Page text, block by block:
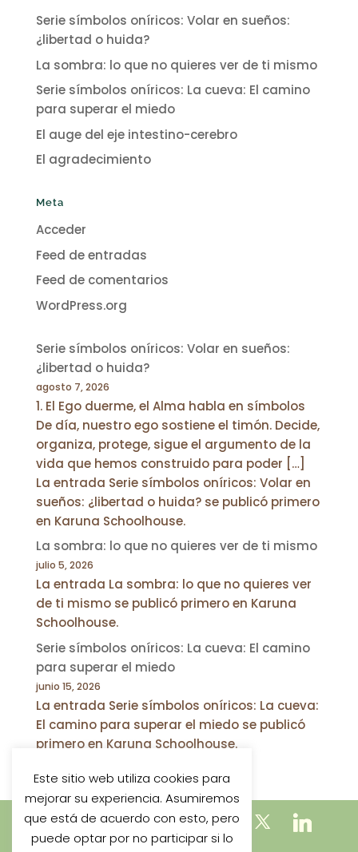
Serie símbolos oníricos: Volar en sueños:
¿libertad o huida?
La sombra: lo que no quieres ver de ti mismo
Serie símbolos oníricos: La cueva: El camino
para superar el miedo
El auge del eje intestino-cerebro
El agradecimiento
Meta
Acceder
Feed de entradas
Feed de comentarios
WordPress.org
Serie símbolos oníricos: Volar en sueños:
¿libertad o huida?
agosto 7, 2026
1. El Ego duerme, el Alma habla en símbolos
De día, nuestro ego sostiene el timón. Decide,
organiza, protege, sigue el argumento de la
vida que hemos construido para poder […]
La entrada Serie símbolos oníricos: Volar en
sueños: ¿libertad o huida? se publicó primero
en Karuna Schoolhouse.
La sombra: lo que no quieres ver de ti mismo
julio 5, 2026
La entrada La sombra: lo que no quieres ver
de ti mismo se publicó primero en Karuna
Schoolhouse.
Serie símbolos oníricos: La cueva: El camino
para superar el miedo
junio 15, 2026
La entrada Serie símbolos oníricos: La cueva:
El camino para superar el miedo se publicó
primero en Karuna Schoolhouse.
Este sitio web utiliza cookies para
mejorar su experiencia. Asumiremos
que está de acuerdo con esto, pero
puede optar por no participar si lo